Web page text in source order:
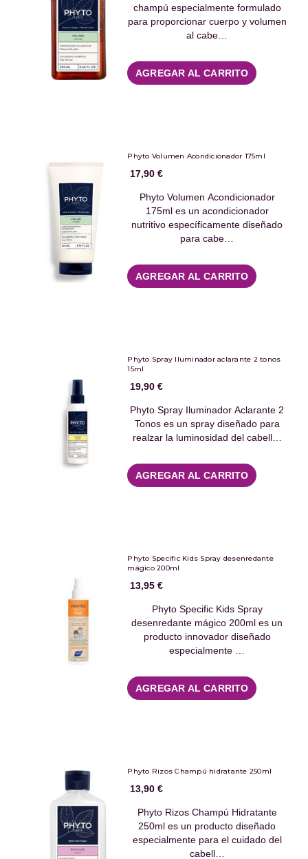
champú especialmente formulado
para proporcionar cuerpo y volumen
al cabe…
AGREGAR AL CARRITO
Phyto Volumen Acondicionador 175ml
17,90 €
Phyto Volumen Acondicionador
175ml es un acondicionador
nutritivo específicamente diseñado
para cabe…
AGREGAR AL CARRITO
Phyto Spray Iluminador aclarante 2 tonos
15ml
19,90 €
Phyto Spray Iluminador Aclarante 2
Tonos es un spray diseñado para
realzar la luminosidad del cabell…
AGREGAR AL CARRITO
Phyto Specific Kids Spray desenredante
mágico 200ml
13,95 €
Phyto Specific Kids Spray
desenredante mágico 200ml es un
producto innovador diseñado
especialmente …
AGREGAR AL CARRITO
Phyto Rizos Champú hidratante 250ml
13,90 €
Phyto Rizos Champú Hidratante
250ml es un producto diseñado
especialmente para el cuidado del
cabell…